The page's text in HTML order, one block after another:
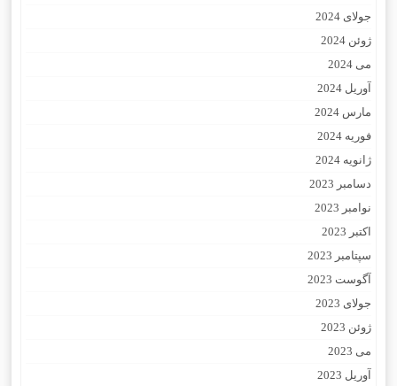
جولای 2024
ژوئن 2024
می 2024
آوریل 2024
مارس 2024
فوریه 2024
ژانویه 2024
دسامبر 2023
نوامبر 2023
اکتبر 2023
سپتامبر 2023
آگوست 2023
جولای 2023
ژوئن 2023
می 2023
آوریل 2023